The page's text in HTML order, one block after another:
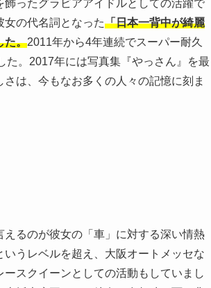
ったグラビアアイドルとしての活躍で
の代名詞となった「日本一背中が綺麗
た。2011年から4年連続でスーパー耐久
。2017年には写真集『やっさん』を最
は、今もなお多くの人々の記憶に刻ま
るのが彼女の「車」に対する深い情熱
うレベルを超え、大阪オートメッセな
スクイーンとしての活動もしていまし